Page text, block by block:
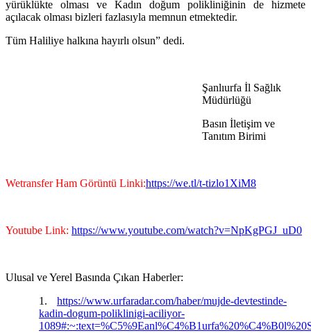
yürüklükte olması ve Kadın doğum polikliniğinin de hizmete
açılacak olması bizleri fazlasıyla memnun etmektedir.
Tüm Haliliye halkına hayırlı olsun” dedi.
Şanlıurfa İl Sağlık
Müdürlüğü
Basın İletişim ve
Tanıtım Birimi
Wetransfer Ham Görüntü Linki:https://we.tl/t-tizlo1XiM8
Youtube Link: https://www.youtube.com/watch?v=NpKgPGJ_uD0
Ulusal ve Yerel Basında Çıkan Haberler:
1.
https://www.urfaradar.com/haber/mujde-devtestinde-
kadin-dogum-poliklinigi-aciliyor-